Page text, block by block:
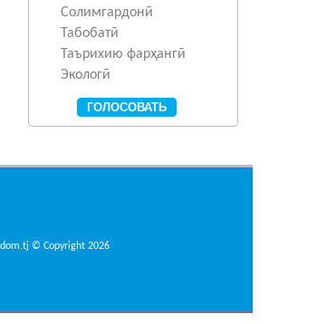
Солимгардонӣ
Табобатӣ
Таърихию фарҳангӣ
Экологӣ
© Copyright 2026